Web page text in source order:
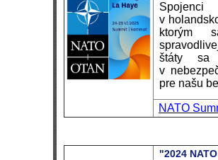
v
ktorým
štáty
v
pre našu
NATO
"2024